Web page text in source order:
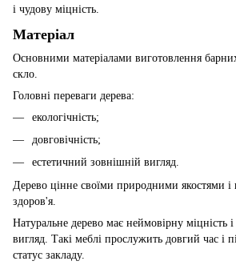
і чудову міцність.
Матеріал
Основними матеріалами виготовлення
скло.
Головні переваги дерева:
екологічність;
довговічність;
естетичний зовнішній вигляд.
Дерево цінне своїми природними якостями
здоров'я.
Натуральне дерево має неймовірну міцність
вигляд. Такі меблі прослужить довгий час і
статус закладу.